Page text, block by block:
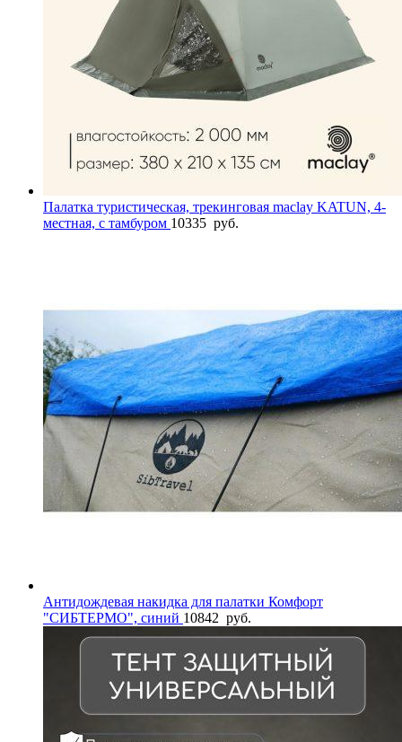
Палатка туристическая, трекинговая maclay KATUN, 4-
местная, с тамбуром 10335 руб.
Антидождевая накидка для палатки Комфорт
"СИБТЕРМО", синий 10842 руб.